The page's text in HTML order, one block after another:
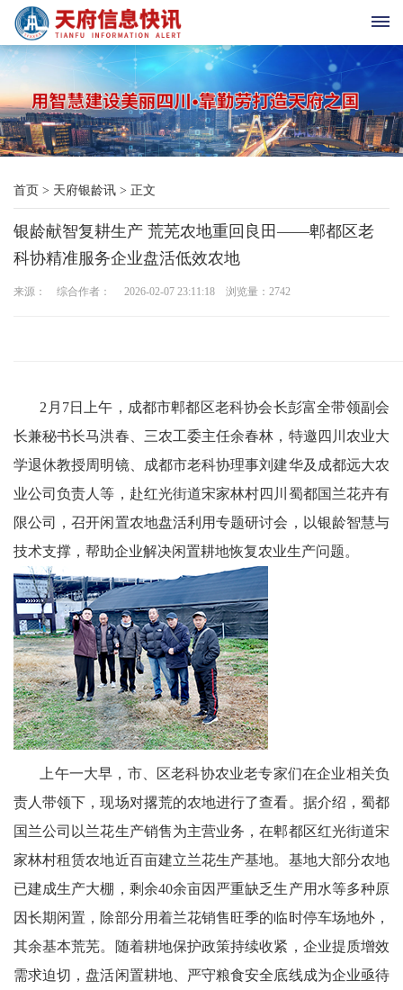
首
页
天
府
老
科
技
天
府
三
农
天
府
信
息
天
教
首页 > 天府银龄讯 > 正文
银龄献智复耕生产 荒芜农地重回良田——郫都区老
科协精准服务企业盘活低效农地
来源： 综合作者： 2026-02-07 23:11:18 浏览量： 2742
2月7日上午，成都市郫都区老科协会长彭富全带领副会
长兼秘书长马洪春、三农工委主任余春林，特邀四川农业大
学退休教授周明镜、成都市老科协理事刘建华及成都远大农
业公司负责人等，赴红光街道宋家林村四川蜀都国兰花卉有
限公司，召开闲置农地盘活利用专题研讨会，以银龄智慧与
技术支撑，帮助企业解决闲置耕地恢复农业生产问题。
上午一大早，市、区老科协农业老专家们在企业相关负
责人带领下，现场对撂荒的农地进行了查看。据介绍，蜀都
国兰公司以兰花生产销售为主营业务，在郫都区红光街道宋
家林村租赁农地近百亩建立兰花生产基地。基地大部分农地
已建成生产大棚，剩余40余亩因严重缺乏生产用水等多种原
因长期闲置，除部分用着兰花销售旺季的临时停车场地外，
其余基本荒芜。随着耕地保护政策持续收紧，企业提质增效
需求迫切，盘活闲置耕地、严守粮食安全底线成为企业亟待